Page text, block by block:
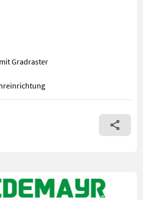
Gradraster
+ Schnitthöhe 310 mm +